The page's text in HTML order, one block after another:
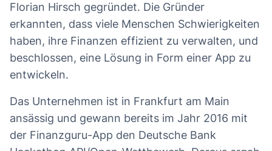
Florian Hirsch gegründet. Die Gründer
erkannten, dass viele Menschen Schwierigkeiten
haben, ihre Finanzen effizient zu verwalten, und
beschlossen, eine Lösung in Form einer App zu
entwickeln.
Das Unternehmen ist in Frankfurt am Main
ansässig und gewann bereits im Jahr 2016 mit
der Finanzguru-App den Deutsche Bank